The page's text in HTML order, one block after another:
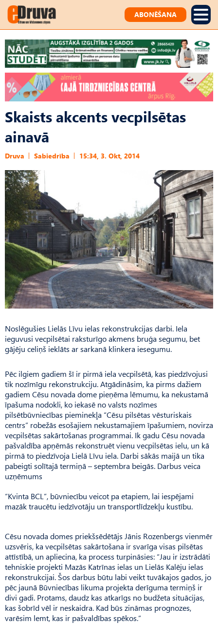
ABONĒŠANA
Skaists akcents vecpilsētas
ainavā
Druva Sabiedrība 15:34, 3. Okt, 2014
Noslēgušies Lielās Līvu ielas rekonstrukcijas darbi. Iela
ieguvusi vecpilsētai raksturīgo akmens bruģa segumu, bet
gājēju celiņš ieklāts ar sarkanā klinkera iesegumu.
Pēc ilgiem gadiem šī ir pirmā iela vecpilsētā, kas piedzīvojusi
tik nozīmīgu rekonstrukciju. Atgādināsim, ka pirms dažiem
gadiem Cēsu novada dome pieņēma lēmumu, ka nekustamā
īpašuma nodokli, ko iekasē no valsts nozīmes
pilsētbūvniecības pieminekļa “Cēsu pilsētas vēsturiskais
centrs” robežās esošajiem nekustamajiem īpašumiem, novirza
vecpilsētas sakārtošanas programmai. Ik gadu Cēsu novada
pašvaldība apņēmās rekonstruēt vienu vecpilsētas ielu, un kā
pirmā to piedzīvoja Lielā Līvu iela. Darbi sākās maijā un tika
pabeigti solītajā termiņā – septembra beigās. Darbus veica
uzņēmums
“Kvinta BCL”, būvniecību veicot pa etapiem, lai iespējami
mazāk traucētu iedzīvotāju un transportlīdzekļu kustību.
Cēsu novada domes priekšsēdētājs Jānis Rozenbergs vienmēr
uzsvēris, ka vecpilsētas sakārtošana ir svarīga visas pilsētas
attīstībā, un apliecina, ka process turpināsies: “Jau ir izstrādāti
tehniskie projekti Mazās Katrīnas ielas un Lielās Kalēju ielas
rekonstrukcijai. Šos darbus būtu labi veikt tuvākajos gados, jo
pēc jaunā Būvniecības likuma projekta derīguma termiņš ir
divi gadi. Protams, daudz kas atkarīgs no budžeta situācijas,
kas šobrīd vēl ir neskaidra. Kad būs zināmas prognozes,
varēsim lemt, kas ir pašvaldības spēkos.”